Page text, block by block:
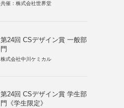
共催：株式会社世界堂
第24回 CSデザイン賞 一般部
門
株式会社中川ケミカル
第24回 CSデザイン賞 学生部
門《学生限定》